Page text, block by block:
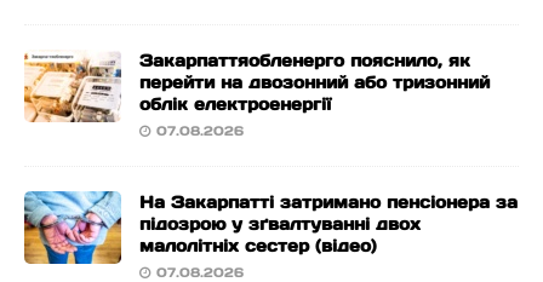
Закарпаттяобленерго пояснило, як
перейти на двозонний або тризонний
облік електроенергії
07.08.2026
На Закарпатті затримано пенсіонера за
підозрою у зґвалтуванні двох
малолітніх сестер (відео)
07.08.2026